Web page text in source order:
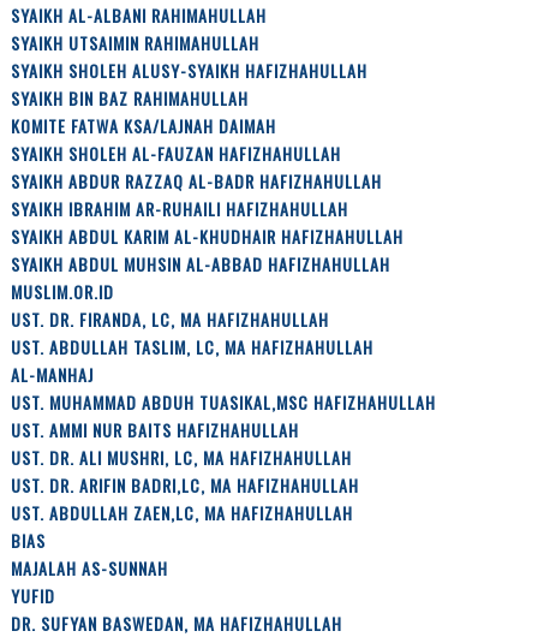
SYAIKH AL-ALBANI RAHIMAHULLAH
SYAIKH UTSAIMIN RAHIMAHULLAH
SYAIKH SHOLEH ALUSY-SYAIKH HAFIZHAHULLAH
SYAIKH BIN BAZ RAHIMAHULLAH
KOMITE FATWA KSA/LAJNAH DAIMAH
SYAIKH SHOLEH AL-FAUZAN HAFIZHAHULLAH
SYAIKH ABDUR RAZZAQ AL-BADR HAFIZHAHULLAH
SYAIKH IBRAHIM AR-RUHAILI HAFIZHAHULLAH
SYAIKH ABDUL KARIM AL-KHUDHAIR HAFIZHAHULLAH
SYAIKH ABDUL MUHSIN AL-ABBAD HAFIZHAHULLAH
MUSLIM.OR.ID
UST. DR. FIRANDA, LC, MA HAFIZHAHULLAH
UST. ABDULLAH TASLIM, LC, MA HAFIZHAHULLAH
AL-MANHAJ
UST. MUHAMMAD ABDUH TUASIKAL,MSC HAFIZHAHULLAH
UST. AMMI NUR BAITS HAFIZHAHULLAH
UST. DR. ALI MUSHRI, LC, MA HAFIZHAHULLAH
UST. DR. ARIFIN BADRI,LC, MA HAFIZHAHULLAH
UST. ABDULLAH ZAEN,LC, MA HAFIZHAHULLAH
BIAS
MAJALAH AS-SUNNAH
YUFID
DR. SUFYAN BASWEDAN, MA HAFIZHAHULLAH